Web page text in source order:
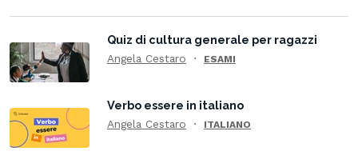
Quiz di cultura generale per ragazzi
Angela Cestaro ESAMI
Verbo essere in italiano
Angela Cestaro ITALIANO